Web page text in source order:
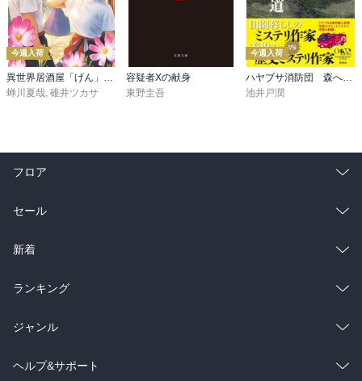
今週入荷
異世界居酒屋「げん」三杯目
蝉川夏哉, 碓井ツカサ
容疑者Xの献身
東野圭吾
今週入荷
ハヤブサ消防団 森へつづく道
池井戸潤
フロア
総合
ラノベ
雑誌・グラビア
BL・TL
セール
総合
ラノベ
雑誌・グラビア
BL・TL
新着
総合
ラノベ
雑誌・グラビア
ランキング
総合
ラノベ
ジャンル
コミック
ヘルプ&サポート